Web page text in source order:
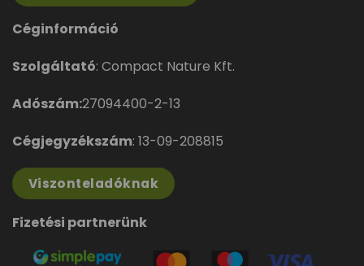
Céginformáció
Szolgáltató: Compact Nature Kft.
Adószám:27094400-2-13
Cégjegyzékszám: 13-09-208815
Viszonteladóknak
Fizetési partnerünk